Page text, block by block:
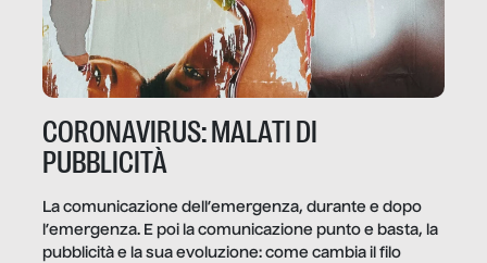
CORONAVIRUS: MALATI DI
PUBBLICITÀ
La comunicazione dell’emergenza, durante e dopo
l’emergenza. E poi la comunicazione punto e basta, la
pubblicità e la sua evoluzione: come cambia il filo